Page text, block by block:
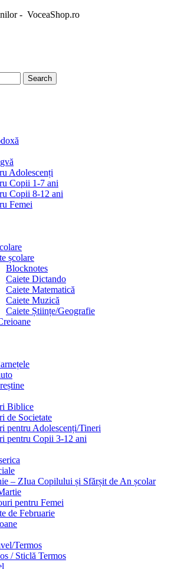
- VoceaShop.ro
Search
Adolescenți
Copii 1-7 ani
Copii 8-12 ani
Femei
școlare
Blocknotes
Caiete Dictando
Caiete Matematică
Caiete Muzică
Caiete Științe/Geografie
Biblice
de Societate
pentru Adolescenți/Tineri
pentru Copii 3-12 ani
– ZIua Copilului și Sfărșit de An școlar
pentru Femei
de Februarie
Termos
/ Sticlă Termos